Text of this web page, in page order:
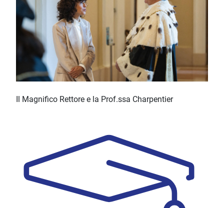
Il Magnifico Rettore e la Prof.ssa Charpentier